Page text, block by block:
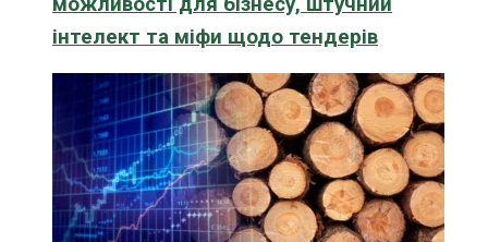
інтелект та міфи щодо тендерів